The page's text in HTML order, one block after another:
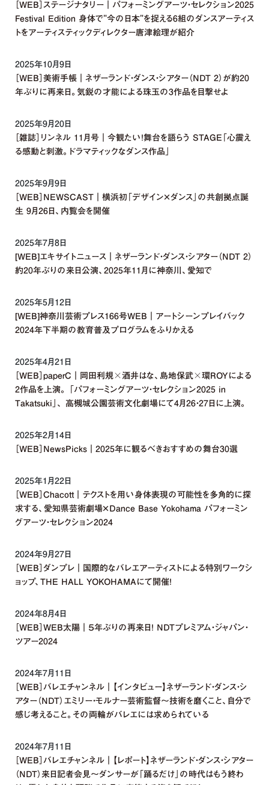
［WEB］ステージナタリー｜パフォーミングアーツ・セレクション2025
Festival Edition 身体で"今の日本"を捉える6組のダンスアーティス
トをアーティスティックディレクター唐津絵理が紹介
2025年10月9日
［WEB］美術手帳｜ネザーランド・ダンス・シアター（NDT 2）が約20
年ぶりに再来日。気鋭の才能による珠玉の3作品を目撃せよ
2025年9月20日
［雑誌］リンネル 11月号｜今観たい！舞台を語らう STAGE「心震え
る感動と刺激。ドラマティックなダンス作品」
2025年9月9日
［WEB］NEWSCAST｜横浜初「デザイン×ダンス」の共創拠点誕
生 9月26日、内覧会を開催
2025年7月8日
[WEB]エキサイトニュース｜ネザーランド・ダンス・シアター（NDT 2）
約20年ぶりの来日公演、2025年11月に神奈川、愛知で
2025年5月12日
[WEB]神奈川芸術プレス166号WEB｜アートシーンプレイバック
2024年下半期の教育普及プログラムをふりかえる
2025年4月21日
［WEB］paperC｜岡田利規╳酒井はな、島地保武╳環ROYによる
2作品を上演。 「パフォーミングアーツ・セレクション2025 in
Takatsuki」、 高槻城公園芸術文化劇場にて4月26・27日に上演。
2025年2月14日
［WEB］NewsPicks｜2025年に観るべきおすすめの舞台30選
2025年1月22日
［WEB］Chacott｜テクストを用い身体表現の可能性を多角的に探
求する、愛知県芸術劇場×Dance Base Yokohama パフォーミン
グアーツ・セレクション2024
2024年9月27日
［WEB］ダンプレ｜国際的なバレエアーティストによる特別ワークシ
ョップ、THE HALL YOKOHAMAにて開催！
2024年8月4日
［WEB］WEB太陽｜５年ぶりの再来日！ NDTプレミアム・ジャパン・
ツアー2024
2024年7月11日
［WEB］バレエチャンネル｜【インタビュー】ネザーランド・ダンス・シ
アター（NDT）エミリー・モルナー芸術監督〜技術を磨くこと、自分で
感じ考えること。その両輪がバレエには求められている
2024年7月11日
［WEB］バレエチャンネル｜【レポート】ネザーランド・ダンス・シアター
（NDT）来日記者会見〜ダンサーが「踊るだけ」の時代はもう終わ